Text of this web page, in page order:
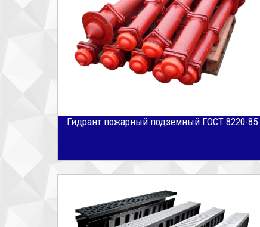
Гидрант пожарный подземный ГОСТ 8220-85